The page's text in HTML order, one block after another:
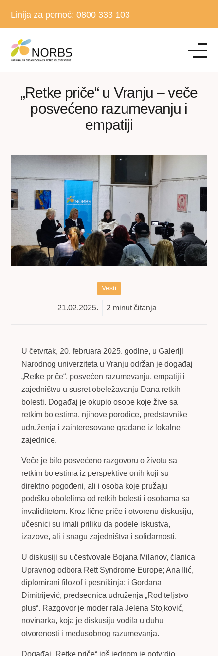
Linija za pomoć: 0800 333 103
„Retke priče“ u Vranju – veče
posvećeno razumevanju i
empatiji
Vesti
21.02.2025. 2 minut čitanja
U četvrtak, 20. februara 2025. godine, u Galeriji
Narodnog univerziteta u Vranju održan je događaj
„Retke priče“, posvećen razumevanju, empatiji i
zajedništvu u susret obeležavanju Dana retkih
bolesti. Događaj je okupio osobe koje žive sa
retkim bolestima, njihove porodice, predstavnike
udruženja i zainteresovane građane iz lokalne
zajednice.
Veče je bilo posvećeno razgovoru o životu sa
retkim bolestima iz perspektive onih koji su
direktno pogođeni, ali i osoba koje pružaju
podršku obolelima od retkih bolesti i osobama sa
invaliditetom. Kroz lične priče i otvorenu diskusiju,
učesnici su imali priliku da podele iskustva,
izazove, ali i snagu zajedništva i solidarnosti.
U diskusiji su učestvovale Bojana Milanov, članica
Upravnog odbora Rett Syndrome Europe; Ana Ilić,
diplomirani filozof i pesnikinja; i Gordana
Dimitrijević, predsednica udruženja „Roditeljstvo
plus“. Razgovor je moderirala Jelena Stojković,
novinarka, koja je diskusiju vodila u duhu
otvorenosti i međusobnog razumevanja.
Događaj „Retke priče“ još jednom je potvrdio